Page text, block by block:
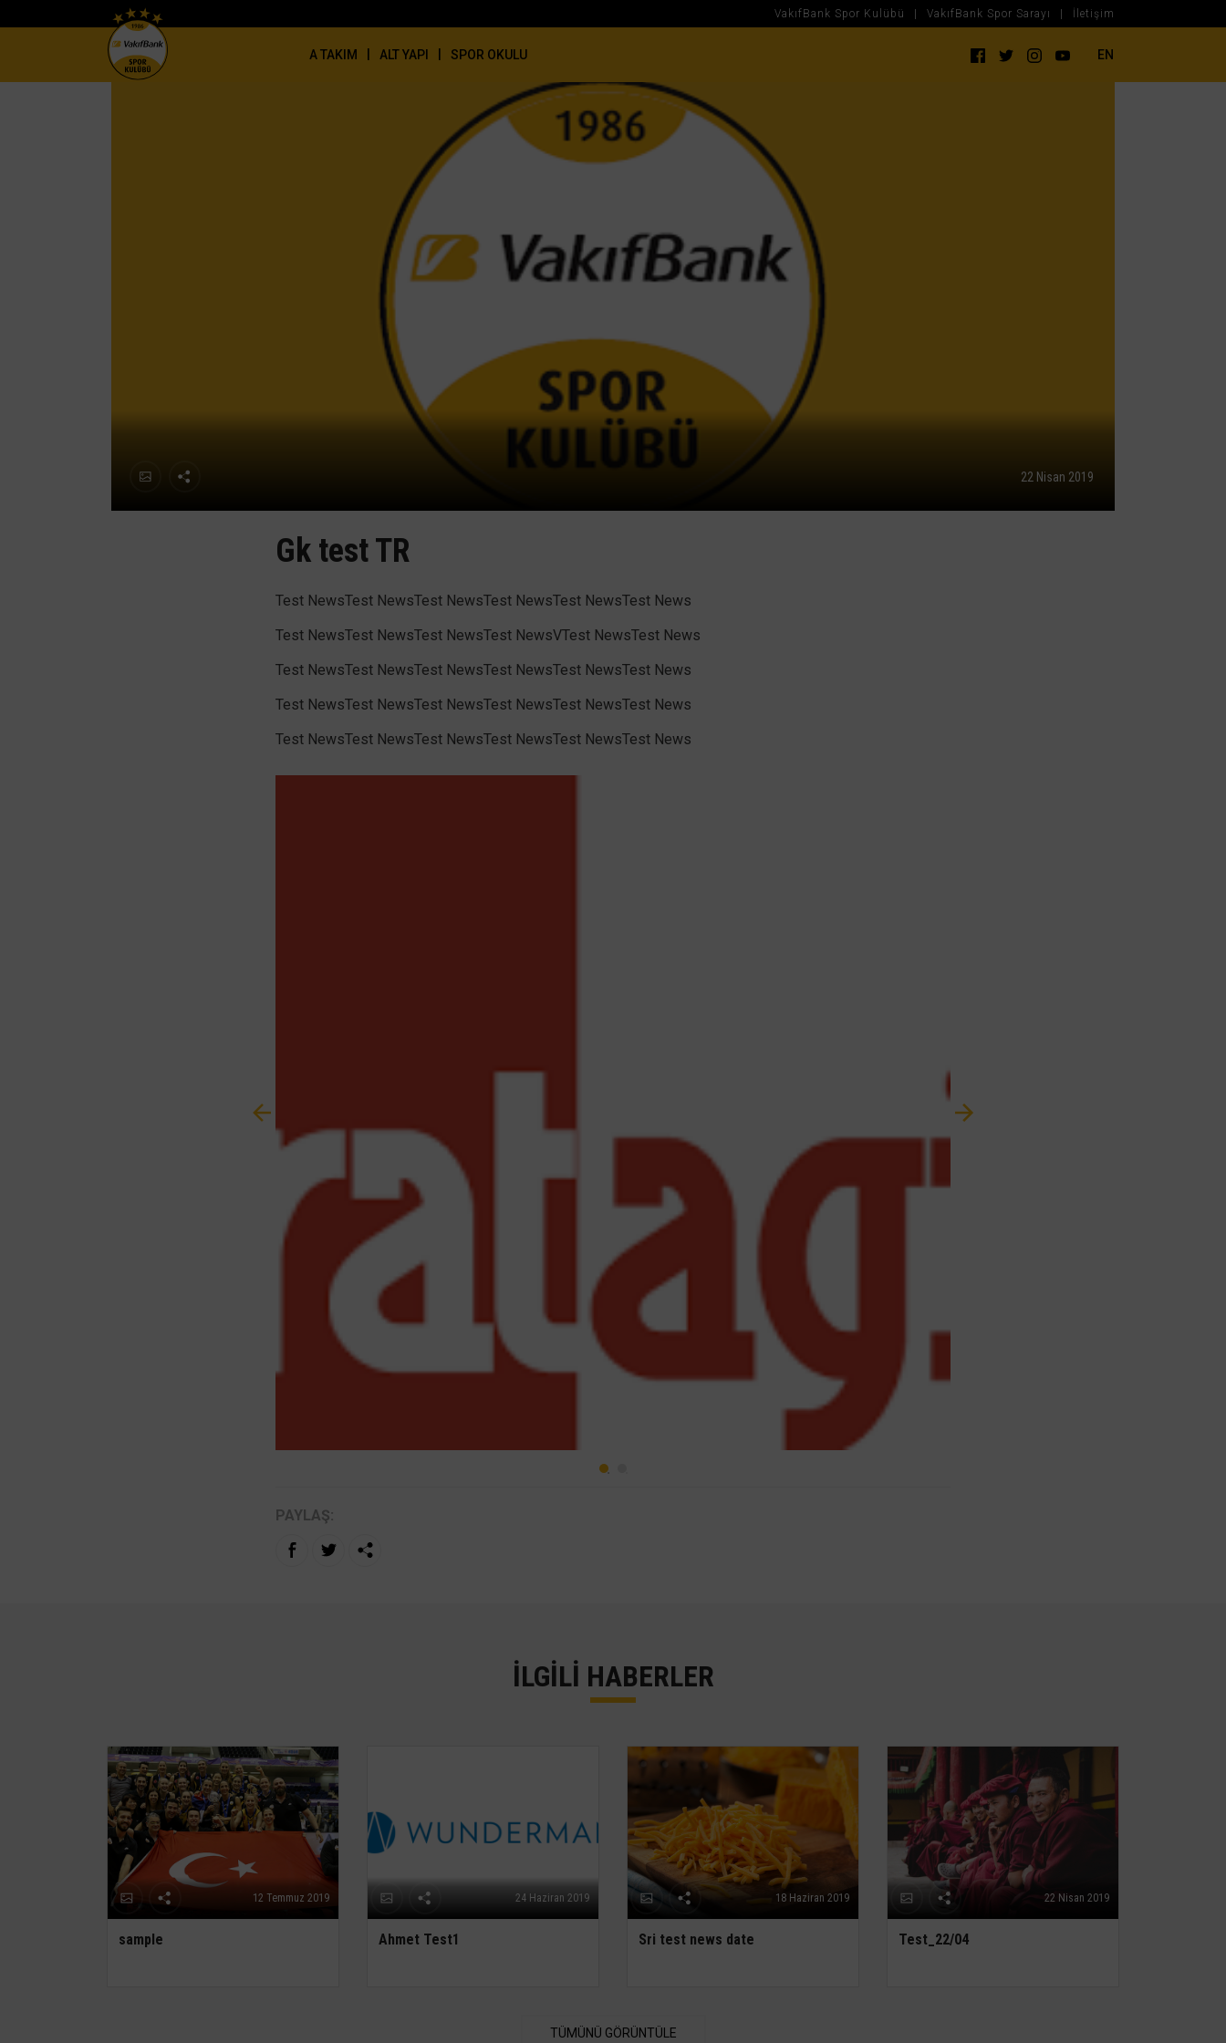
VakıfBank Spor Kulübü VakıfBank Spor Sarayı İletişim
A TAKIM ALT YAPI SPOR OKULU EN
22 Nisan 2019
Gk test TR
Test NewsTest NewsTest NewsTest NewsTest NewsTest News
Test NewsTest NewsTest NewsTest NewsVTest NewsTest News
Test NewsTest NewsTest NewsTest NewsTest NewsTest News
Test NewsTest NewsTest NewsTest NewsTest NewsTest News
Test NewsTest NewsTest NewsTest NewsTest NewsTest News
PAYLAŞ:
İLGİLİ HABERLER
12 Temmuz 2019
sample
24 Haziran 2019
Ahmet Test1
18 Haziran 2019
Sri test news date
22 Nisan 2019
Test_22/04
TÜMÜNÜ GÖRÜNTÜLE